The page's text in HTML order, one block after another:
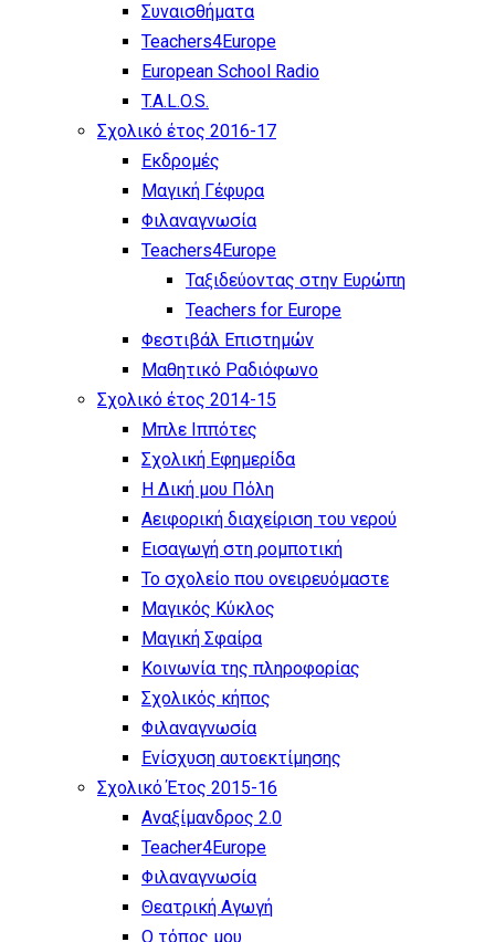
Συναισθήματα
Teachers4Europe
European School Radio
T.A.L.O.S.
Σχολικό έτος 2016-17
Εκδρομές
Μαγική Γέφυρα
Φιλαναγνωσία
Teachers4Europe
Ταξιδεύοντας στην Ευρώπη
Teachers for Europe
Φεστιβάλ Επιστημών
Μαθητικό Ραδιόφωνο
Σχολικό έτος 2014-15
Μπλε Ιππότες
Σχολική Εφημερίδα
Η Δική μου Πόλη
Αειφορική διαχείριση του νερού
Εισαγωγή στη ρομποτική
Το σχολείο που ονειρευόμαστε
Μαγικός Κύκλος
Μαγική Σφαίρα
Kοινωνία της πληροφορίας
Σχολικός κήπος
Φιλαναγνωσία
Eνίσχυση αυτοεκτίμησης
Σχολικό Έτος 2015-16
Αναξίμανδρος 2.0
Teacher4Europe
Φιλαναγνωσία
Θεατρική Αγωγή
Ο τόπος μου